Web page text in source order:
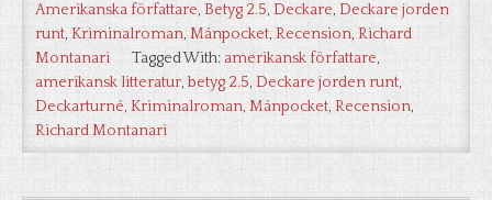
Amerikanska författare, Betyg 2.5, Deckare, Deckare jorden
runt, Kriminalroman, Månpocket, Recension, Richard
Montanari
Tagged With: amerikansk författare,
amerikansk litteratur, betyg 2.5, Deckare jorden runt,
Deckarturné, Kriminalroman, Månpocket, Recension,
Richard Montanari